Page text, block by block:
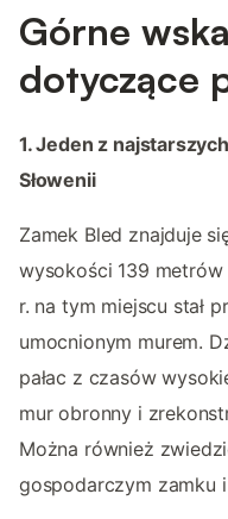
Górne
dotyczące
1. Jeden z
Słowenii
Zamek Bled znajduje
wysokości 139
r. na tym miejscu stał
umocnionym murem.
pałac z czasów
mur obronny i
Można również
gospodarczym zamku